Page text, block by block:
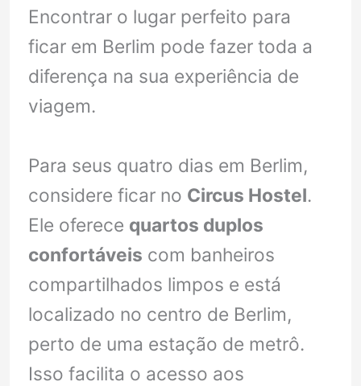
Encontrar o lugar perfeito para
ficar em Berlim pode fazer toda a
diferença na sua experiência de
viagem.
Para seus quatro dias em Berlim,
considere ficar no Circus Hostel.
Ele oferece quartos duplos
confortáveis com banheiros
compartilhados limpos e está
localizado no centro de Berlim,
perto de uma estação de metrô.
Isso facilita o acesso aos